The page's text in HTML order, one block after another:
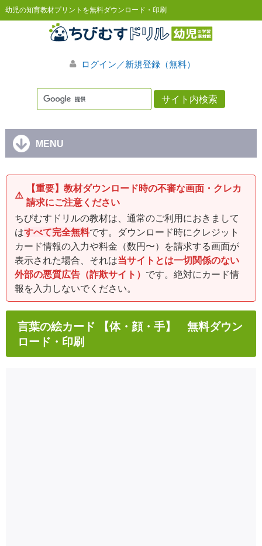
幼児の知育教材プリントを無料ダウンロード・印刷
ログイン／新規登録（無料）
MENU
⚠️
【重要】教材ダウンロード時の不審な画面・クレカ
請求にご注意ください
ちびむすドリルの教材は、通常のご利用におきまして
はすべて完全無料です。ダウンロード時にクレジット
カード情報の入力や料金（数円〜）を請求する画面が
表示された場合、それは当サイトとは一切関係のない
外部の悪質広告（詐欺サイト） です。絶対にカード情
報を入力しないでください。
言葉の絵カード 【体・顔・手】 無料ダウン
ロード・印刷